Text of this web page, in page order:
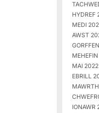
HYDREF
MEDI
AWST
MAI 2022
EBRILL
IONAWR